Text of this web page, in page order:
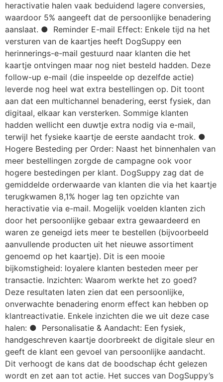
heractivatie halen vaak beduidend lagere conversies,
waardoor 5% aangeeft dat de persoonlijke benadering
aanslaat. ● Reminder E-mail Effect: Enkele tijd na het
versturen van de kaartjes heeft DogSuppy een
herinnerings-e-mail gestuurd naar klanten die het
kaartje ontvingen maar nog niet besteld hadden. Deze
follow-up e-mail (die inspeelde op dezelfde actie)
leverde nog heel wat extra bestellingen op. Dit toont
aan dat een multichannel benadering, eerst fysiek, dan
digitaal, elkaar kan versterken. Sommige klanten
hadden wellicht een duwtje extra nodig via e-mail,
terwijl het fysieke kaartje de eerste aandacht trok. ●
Hogere Besteding per Order: Naast het binnenhalen van
meer bestellingen zorgde de campagne ook voor
hogere bestedingen per klant. DogSuppy zag dat de
gemiddelde orderwaarde van klanten die via het kaartje
terugkwamen 8,1% hoger lag ten opzichte van
heractivatie via e-mail. Mogelijk voelden klanten zich
door het persoonlijke gebaar extra gewaardeerd en
waren ze geneigd iets meer te bestellen (bijvoorbeeld
aanvullende producten uit het nieuwe assortiment
genoemd op het kaartje). Dit is een mooie
bijkomstigheid: loyalere klanten besteden meer per
transactie. Inzichten: Waarom werkte het zo goed?
Deze resultaten laten zien dat een persoonlijke,
onverwachte benadering enorm effect kan hebben op
klantreactivatie. Enkele inzichten die we uit deze case
halen: ● Personalisatie & Aandacht: Een fysiek,
handgeschreven kaartje doorbreekt de digitale sleur en
geeft de klant een gevoel van persoonlijke aandacht.
Dit verhoogt de kans dat de boodschap écht gelezen
wordt en zet aan tot actie. Het succes van DogSuppy’s